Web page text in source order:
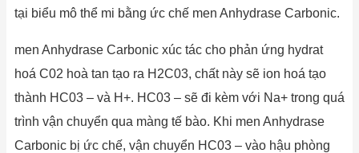
tại biểu mô thể mi bằng ức chế men Anhydrase Carbonic.
men Anhydrase Carbonic xúc tác cho phản ứng hydrat
hoá C02 hoà tan tạo ra H2C03, chất này sẽ ion hoá tạo
thành HC03 – và H+. HC03 – sẽ đi kèm với Na+ trong quá
trình vận chuyển qua màng tế bào. Khi men Anhydrase
Carbonic bị ức chế, vận chuyển HC03 – vào hậu phòng